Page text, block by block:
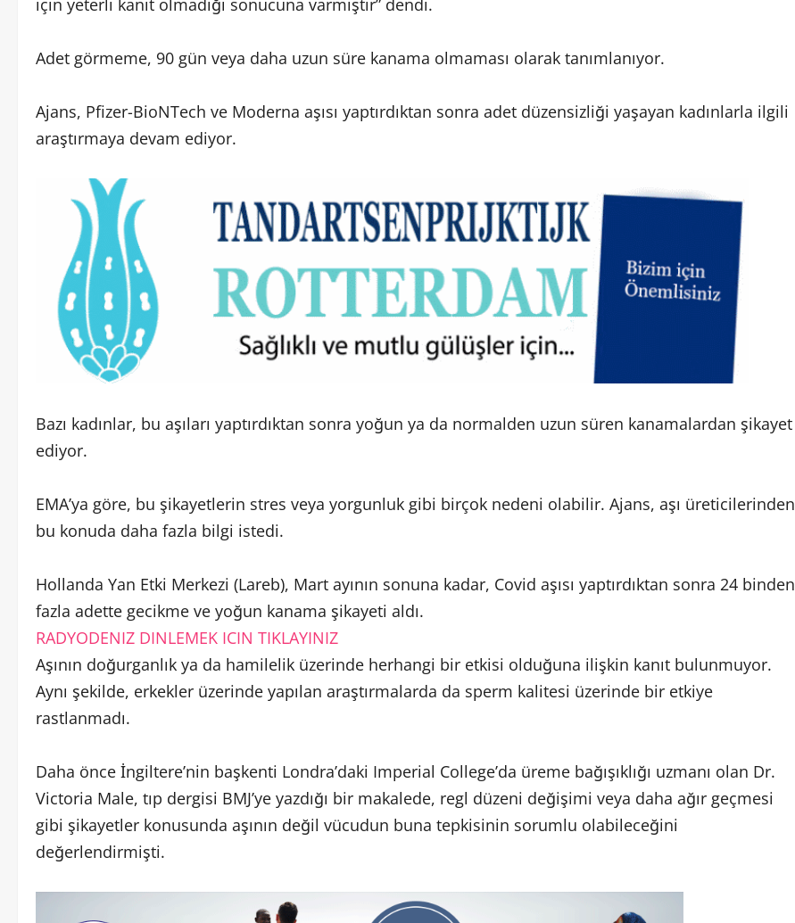
için yeterli kanıt olmadığı sonucuna varmıştır” dendi.
Adet görmeme, 90 gün veya daha uzun süre kanama olmaması olarak tanımlanıyor.
Ajans, Pfizer-BioNTech ve Moderna aşısı yaptırdıktan sonra adet düzensizliği yaşayan kadınlarla ilgili
araştırmaya devam ediyor.
Bazı kadınlar, bu aşıları yaptırdıktan sonra yoğun ya da normalden uzun süren kanamalardan şikayet
ediyor.
EMA’ya göre, bu şikayetlerin stres veya yorgunluk gibi birçok nedeni olabilir. Ajans, aşı üreticilerinden
bu konuda daha fazla bilgi istedi.
Hollanda Yan Etki Merkezi (Lareb), Mart ayının sonuna kadar, Covid aşısı yaptırdıktan sonra 24 binden
fazla adette gecikme ve yoğun kanama şikayeti aldı.
RADYODENIZ DINLEMEK ICIN TIKLAYINIZ
Aşının doğurganlık ya da hamilelik üzerinde herhangi bir etkisi olduğuna ilişkin kanıt bulunmuyor.
Aynı şekilde, erkekler üzerinde yapılan araştırmalarda da sperm kalitesi üzerinde bir etkiye
rastlanmadı.
Daha önce İngiltere’nin başkenti Londra’daki Imperial College’da üreme bağışıklığı uzmanı olan Dr.
Victoria Male, tıp dergisi BMJ’ye yazdığı bir makalede, regl düzeni değişimi veya daha ağır geçmesi
gibi şikayetler konusunda aşının değil vücudun buna tepkisinin sorumlu olabileceğini
değerlendirmişti.